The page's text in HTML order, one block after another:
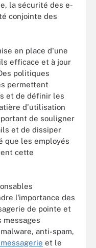
la sécurité des e-
conjointe des
en place d'une
efficace et à jour
politiques
permettent
et de définir les
d'utilisation
de souligner
et de dissiper
que les employés
cette
l'importance des
de pointe et
messages
anti-spam,
et le